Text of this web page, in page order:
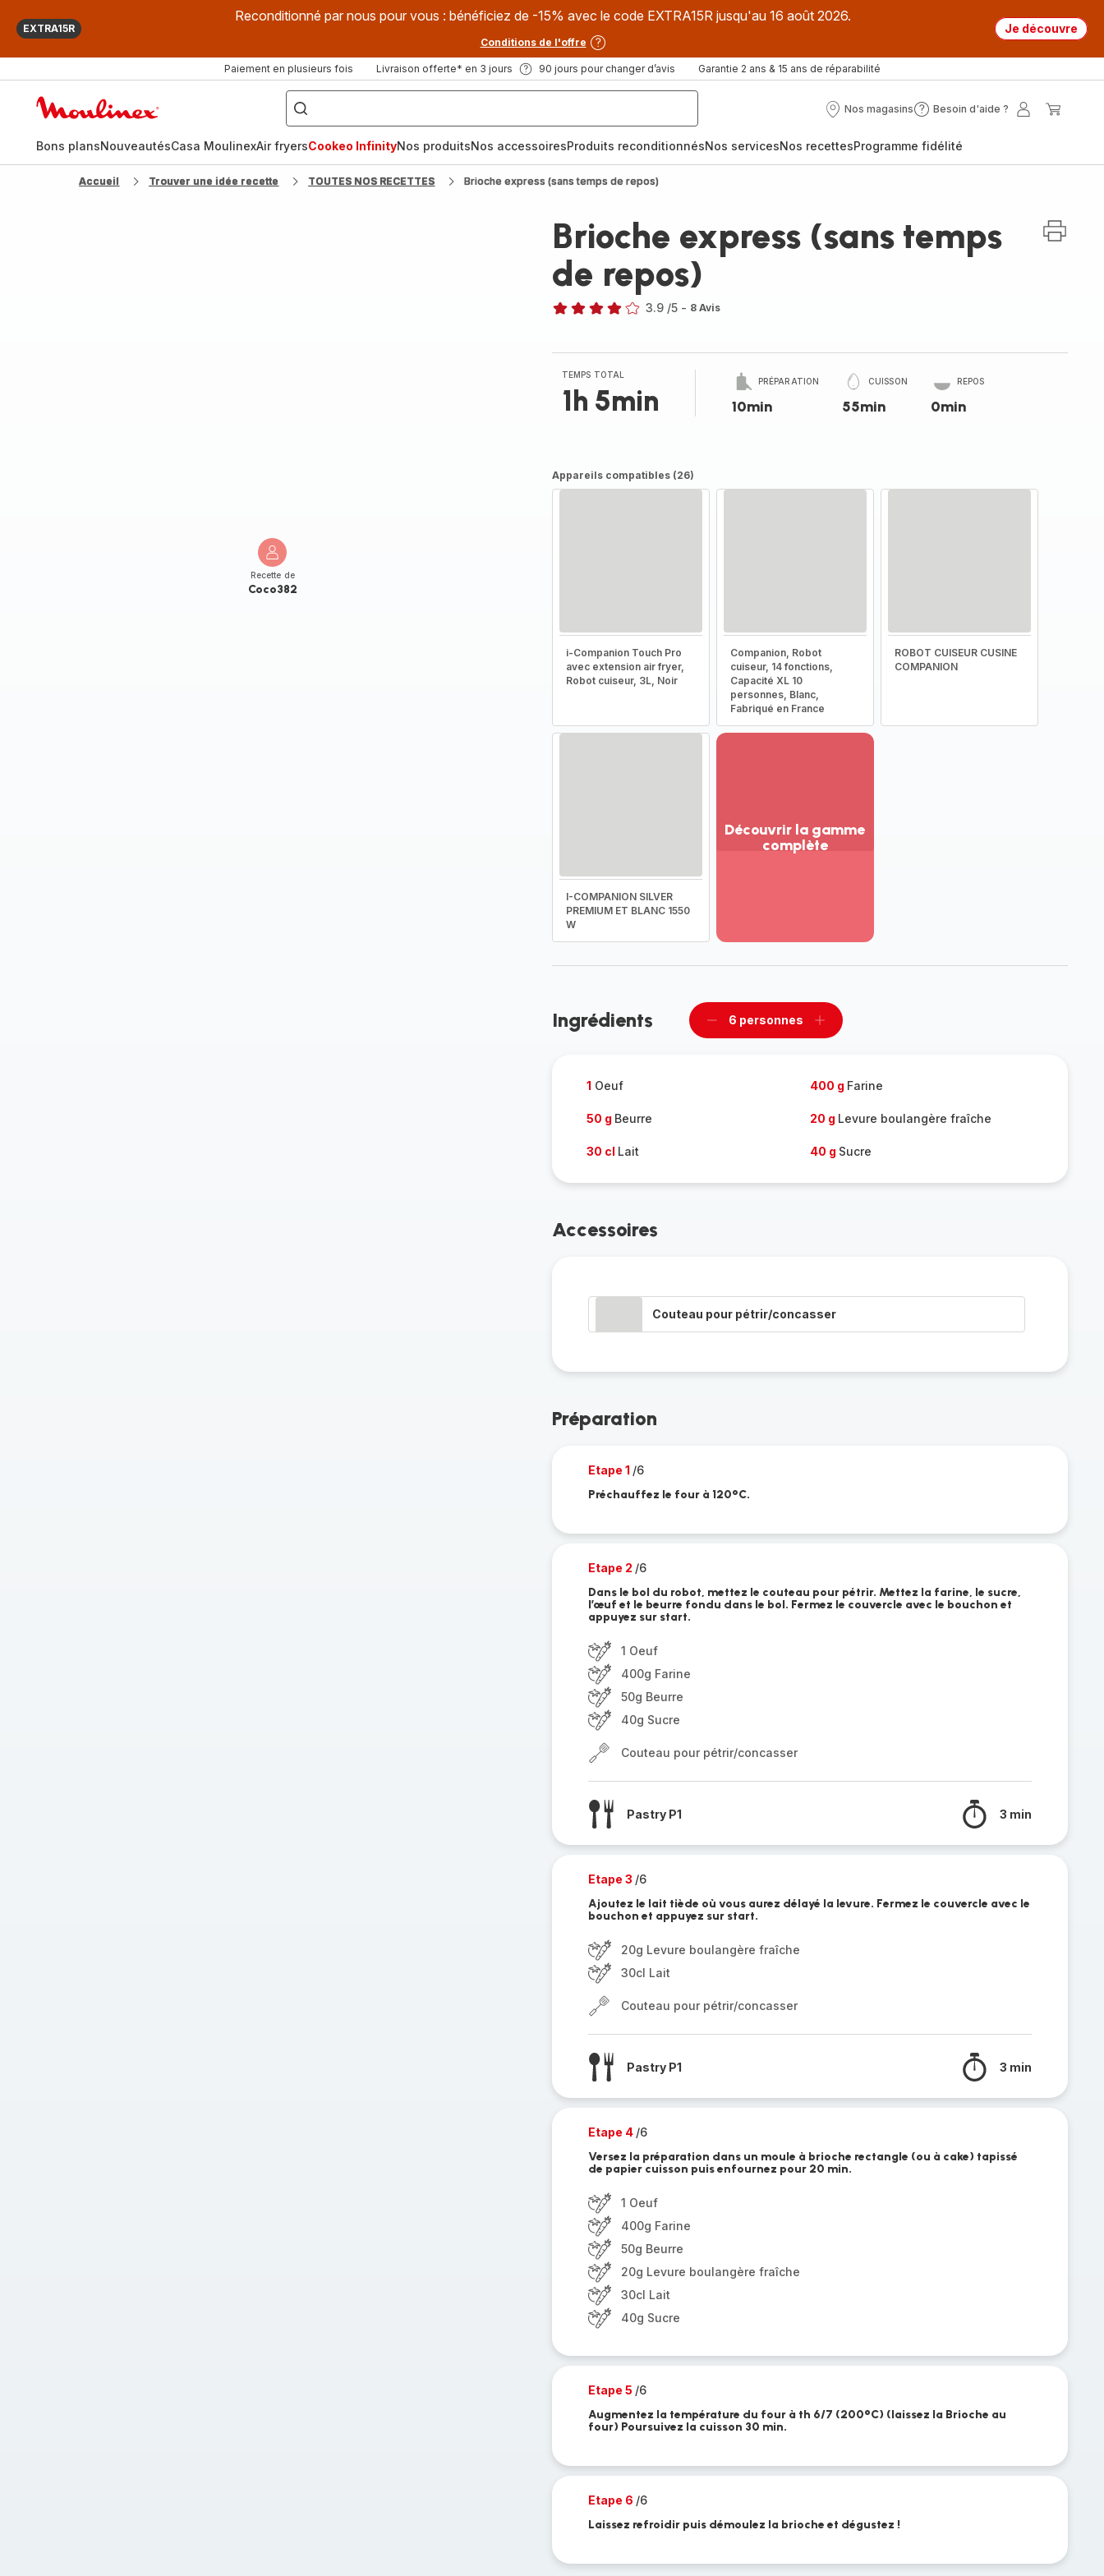
EXTRA15R
Reconditionné par nous pour vous : bénéficiez de -15% avec le code EXTRA15R jusqu'au 16 août 2026.
Conditions de l'offre
Je découvre
Paiement en plusieurs fois Livraison offerte* en 3 jours 90 jours pour changer d’avis Garantie 2 ans & 15 ans de réparabilité
["Que
recherchez-
vous
?",
fryer",
"Companion"]
Nos magasins
Nos
Besoin d'aide ?
Besoin
?
Mon
Bons plansNouveautésCasa MoulinexAir fryersCookeo InfinityNos produitsNos accessoiresProduits reconditionnésNos servicesNos recettesProgramme fidélité
Accueil Trouver une idée recette TOUTES NOS RECETTES Brioche express (sans temps de repos)
Recette de
Coco382
Brioche express (sans temps
de repos)
3.9 /5 - 8 Avis
TEMPS TOTAL
1h 5min
PRÉPARATION
10min
CUISSON
55min
REPOS
0min
Appareils compatibles (26)
i-Companion Touch Pro
avec extension air fryer,
Robot cuiseur, 3L, Noir
Companion, Robot
cuiseur, 14 fonctions,
Capacité XL 10
personnes, Blanc,
Fabriqué en France
ROBOT CUISEUR CUSINE
COMPANION
I-COMPANION SILVER
PREMIUM ET BLANC 1550
W
Découvrir la gamme
complète
gamme
Ingrédients
Supprimer
6 personnes
Ajouter
1 Oeuf 400 g Farine
50 g Beurre 20 g Levure boulangère fraîche
30 cl Lait 40 g Sucre
Accessoires
Couteau pour pétrir/concasser
Préparation
Etape 1 /6
Préchauffez le four à 120°C.
Etape 2 /6
Dans le bol du robot, mettez le couteau pour pétrir. Mettez la farine, le sucre,
l’œuf et le beurre fondu dans le bol. Fermez le couvercle avec le bouchon et
appuyez sur start.
1 Oeuf
400g Farine
50g Beurre
40g Sucre
Couteau pour pétrir/concasser
Pastry P1 3 min
Etape 3 /6
Ajoutez le lait tiède où vous aurez délayé la levure. Fermez le couvercle avec le
bouchon et appuyez sur start.
20g Levure boulangère fraîche
30cl Lait
Couteau pour pétrir/concasser
Pastry P1 3 min
Etape 4 /6
Versez la préparation dans un moule à brioche rectangle (ou à cake) tapissé
de papier cuisson puis enfournez pour 20 min.
1 Oeuf
400g Farine
50g Beurre
20g Levure boulangère fraîche
30cl Lait
40g Sucre
Etape 5 /6
Augmentez la température du four à th 6/7 (200°C) (laissez la Brioche au
four) Poursuivez la cuisson 30 min.
Etape 6 /6
Laissez refroidir puis démoulez la brioche et dégustez !